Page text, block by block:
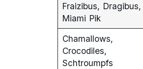
Fraizibus, Dragibus,
Miami Pik
Chamallows,
Crocodiles,
Schtroumpfs